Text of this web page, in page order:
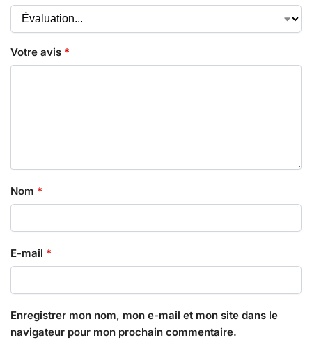
Votre avis *
Nom *
E-mail *
Enregistrer mon nom, mon e-mail et mon site dans le
navigateur pour mon prochain commentaire.